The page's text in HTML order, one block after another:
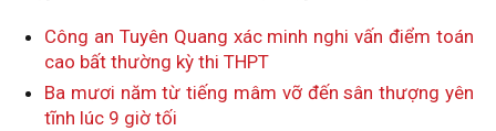
Công an Tuyên Quang xác minh nghi vấn điểm toán
cao bất thường kỳ thi THPT
Ba mươi năm từ tiếng mâm vỡ đến sân thượng yên
tĩnh lúc 9 giờ tối